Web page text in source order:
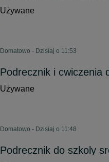
Używane
Domatowo - Dzisiaj o 11:53
Podrecznik i cwiczenia
Używane
Domatowo - Dzisiaj o 11:48
Podrecznik do szkoly